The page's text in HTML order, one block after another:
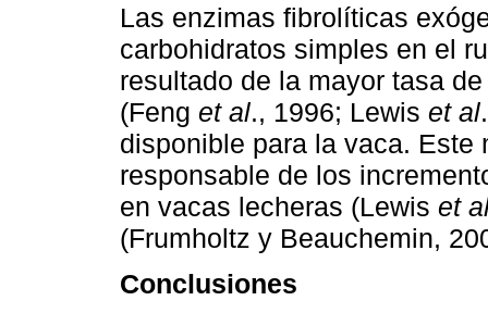
Las enzimas fibrolíticas
carbohidratos simples en el
resultado de la mayor tasa
(Feng et al., 1996; Lewis et al
disponible para la vaca.
responsable de los
en vacas lecheras (Lewis et
(Frumholtz y Beauchemin,
Conclusiones